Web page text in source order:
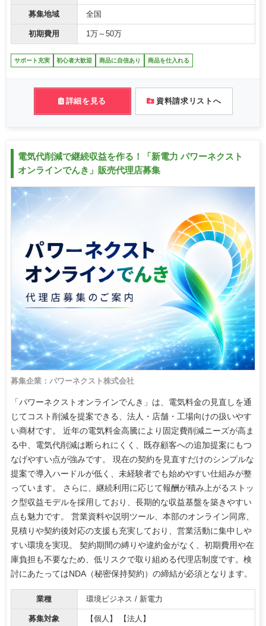
募集地域 全国
初期費用 1万～50万
サポート充実 初心者大歓迎 商品に自信あり 商品を仕入れる
詳細を見る 資料請求リストへ
電気代削減で継続収益を作る！「新電力 パワーネクスト
オンラインでんき」販売代理店募集
募集企業：パワーネクスト株式会社
「パワーネクストオンラインでんき」は、電気料金の見直しを通
じてコスト削減を提案できる、法人・店舗・工場向けの扱いやす
い商材です。 近年の電気料金高騰により固定費削減ニーズが高ま
る中、電気代削減は断られにくく、既存顧客への追加提案にもつ
なげやすい点が強みです。 現在の契約を見直すだけのシンプルな
提案で導入ハードルが低く、未経験者でも始めやすい仕組みが整
っています。 さらに、継続利用に応じて報酬が積み上がるストッ
ク型収益モデルを採用しており、長期的な収益基盤を築きやすい
点も魅力です。 営業資料や説明ツール、本部のオンライン同席、
見積りや契約後対応の支援も充実しており、営業活動に集中しや
すい環境を実現。 契約期間の縛りや違約金がなく、初期費用や在
庫負担も不要なため、低リスクで取り組める代理店制度です。検
討にあたってはNDA（秘密保持契約）の締結が必須となります。
業種 環境ビジネス / 新電力
募集対象 【個人】 【法人】